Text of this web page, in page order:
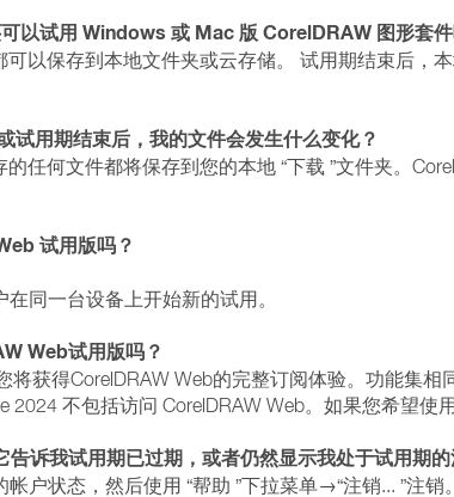
以试用 Windows 或 Mac 版 CorelDRAW 图形套件
以保存到本地文件夹或云存储。 试用期结束后，
用期结束后，我的文件会发生什么变化？
任何文件都将保存到您的本地 “下载 ”文件夹。
试用版吗？
同一台设备上开始新的试用。
Web试用版吗？
获得CorelDRAW Web的完整订阅体验。功能集相
2024 不包括访问 CorelDRAW Web。如果您希望使
诉我试用期已过期，或者仍然显示我处于试用期
户状态，然后使用 “帮助 ”下拉菜单→“注销... ”注销。